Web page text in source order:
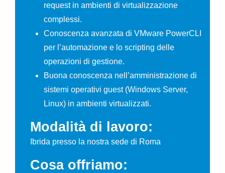
request in ambienti di virtualizzazione
complessi.
Conoscenza avanzata di VMware PowerCLI
per l’automazione e lo scripting delle
operazioni di gestione.
Buona conoscenza nell’amministrazione di
sistemi operativi guest (Windows Server,
Linux) in ambienti virtualizzati.
Modalità di lavoro:
Ibrida presso la nostra sede di Roma
Cosa offriamo: